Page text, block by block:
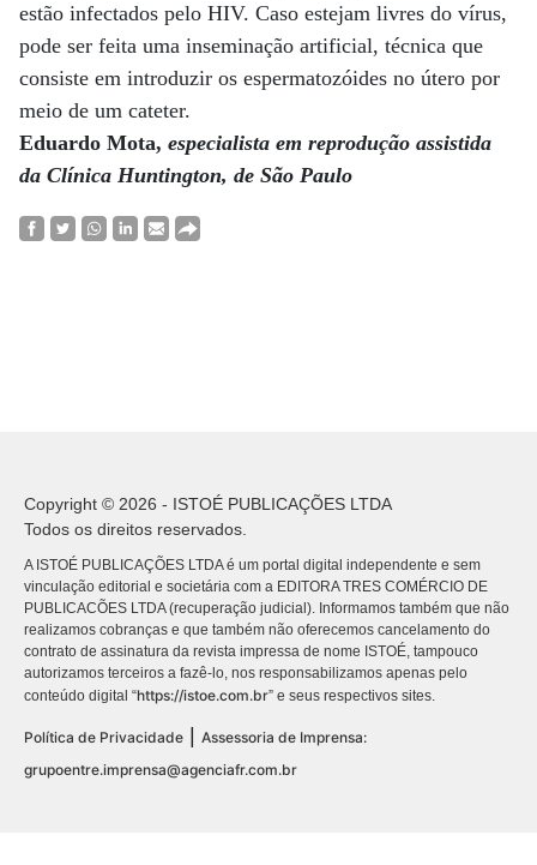
estão infectados pelo HIV. Caso estejam livres do vírus,
pode ser feita uma inseminação artificial, técnica que
consiste em introduzir os espermatozóides no útero por
meio de um cateter.
Eduardo Mota, especialista em reprodução assistida
da Clínica Huntington, de São Paulo
Copyright © 2026 - ISTOÉ PUBLICAÇÕES LTDA
Todos os direitos reservados.
A ISTOÉ PUBLICAÇÕES LTDA é um portal digital independente e sem
vinculação editorial e societária com a EDITORA TRES COMÉRCIO DE
PUBLICACÕES LTDA (recuperação judicial). Informamos também que não
realizamos cobranças e que também não oferecemos cancelamento do
contrato de assinatura da revista impressa de nome ISTOÉ, tampouco
autorizamos terceiros a fazê-lo, nos responsabilizamos apenas pelo
conteúdo digital “https://istoe.com.br” e seus respectivos sites.
Política de Privacidade
Assessoria de Imprensa:
grupoentre.imprensa@agenciafr.com.br